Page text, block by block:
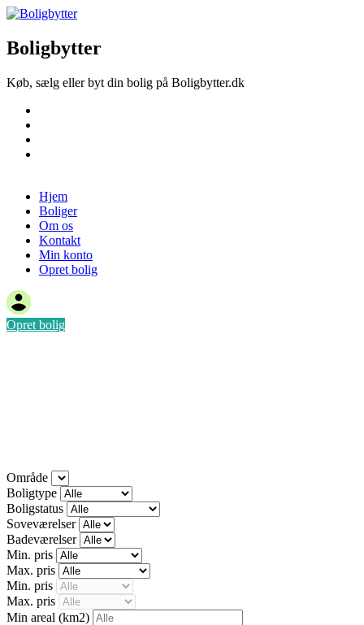
Boligbytter
Køb, sælg eller byt din bolig på Boligbytter.dk
Hjem
Boliger
Om os
Kontakt
Min konto
Opret bolig
Opret bolig
Område
Boligtype
Boligstatus
Soveværelser
Badeværelser
Min. pris
Max. pris
Min. pris
Max. pris
Min areal (km2)